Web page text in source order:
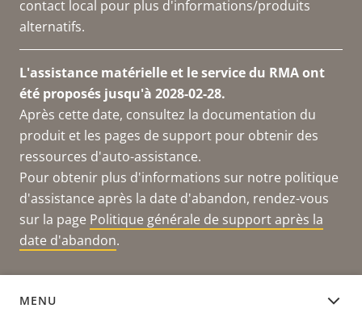
contact local pour plus d'informations/produits
alternatifs.
L'assistance matérielle et le service du RMA ont
été proposés jusqu'à 2028-02-28.
Après cette date, consultez la documentation du
produit et les pages de support pour obtenir des
ressources d'auto-assistance.
Pour obtenir plus d'informations sur notre politique
d'assistance après la date d'abandon, rendez-vous
sur la page Politique générale de support après la
date d'abandon.
MENU
PRODUITS COMPATIBLES